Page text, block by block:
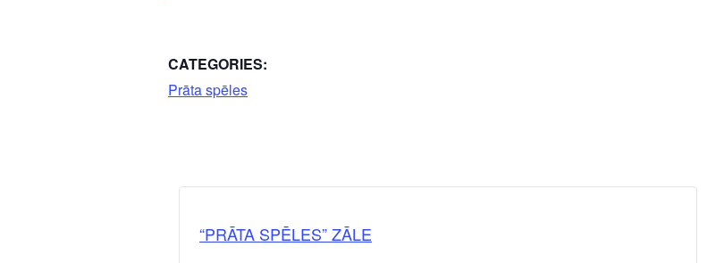
CATEGORIES:
Prāta spēles
“PRĀTA SPĒLES” ZĀLE